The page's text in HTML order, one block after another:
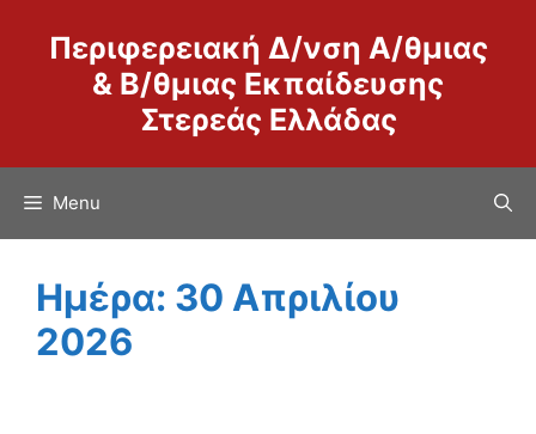
περιεχόμενο
Περιφερειακή Δ/νση Α/θμιας
& Β/θμιας Εκπαίδευσης
Στερεάς Ελλάδας
Menu
Ημέρα: 30 Απριλίου
2026